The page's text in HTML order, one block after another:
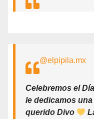
@elpipila.mx
Celebremos el
le dedicamos
querido Divo